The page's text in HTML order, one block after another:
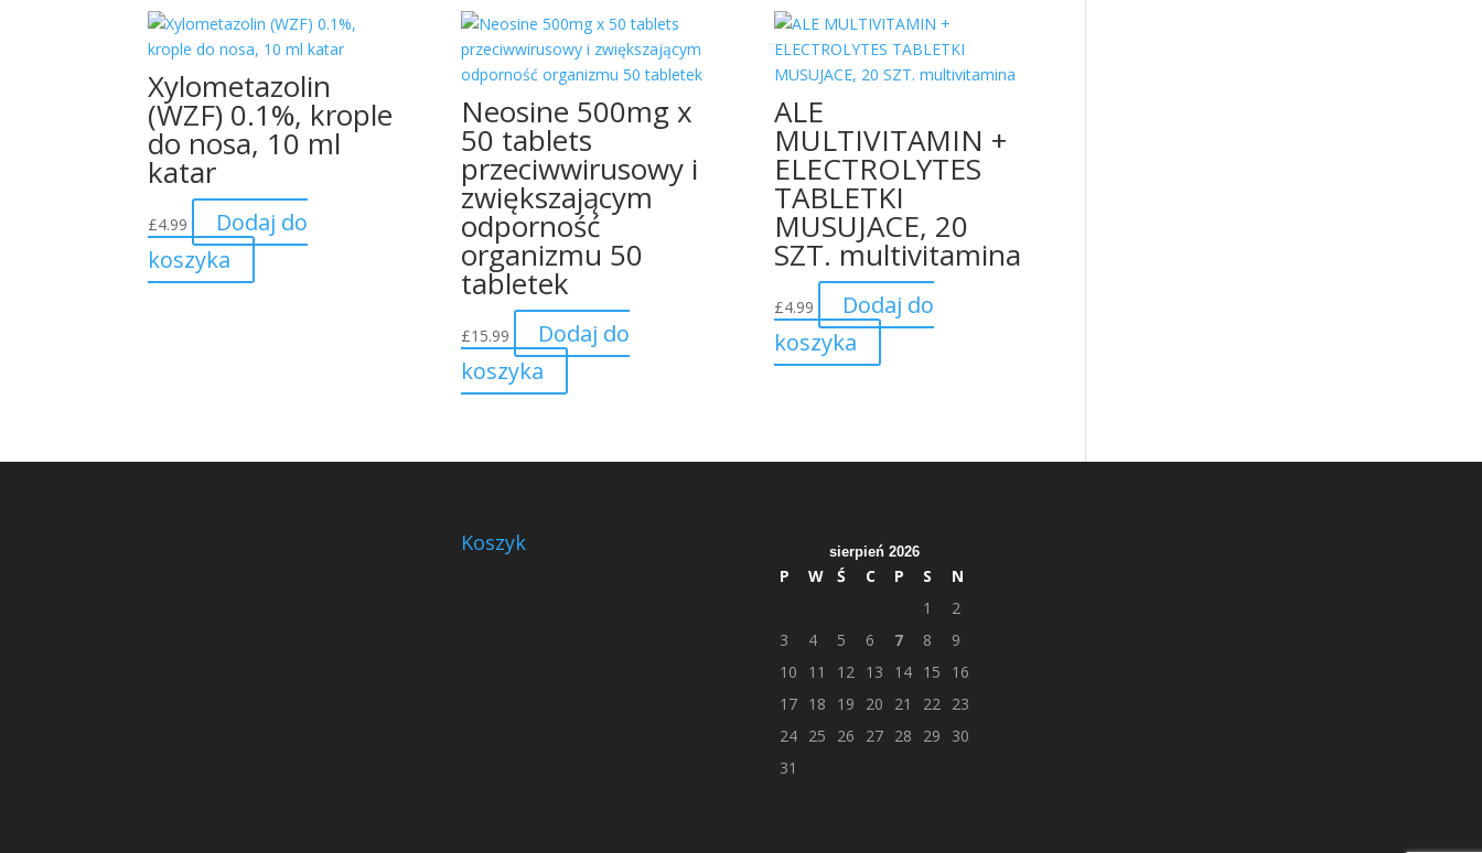
Xylometazolin
(WZF) 0.1%, krople
do nosa, 10 ml
katar
£4.99
Dodaj do
koszyka
Neosine 500mg x
50 tablets
przeciwwirusowy i
zwiększającym
odporność
organizmu 50
tabletek
£15.99
Dodaj do
koszyka
ALE
MULTIVITAMIN +
ELECTROLYTES
TABLETKI
MUSUJACE, 20
SZT. multivitamina
£4.99
Dodaj do
koszyka
Koszyk sierpień 2026
P W Ś C P S
N
1
2
3
4 5 6 7 8
9
10
11 12 13 14 15
16
17
18 19 20 21 22
23
24
25 26 27 28 29
30
31